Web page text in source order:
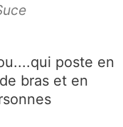
poste en
bras et en